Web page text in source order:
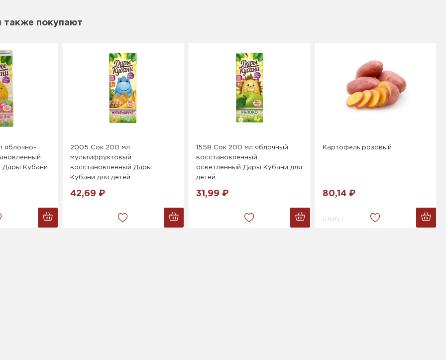
также покупают
яблочно-
Дары Кубани
2005 Сок 200 мл
мультифруктовый
восстановленный Дары
Кубани для детей
42,69 ₽
1558 Сок 200 мл яблочный
восстановленный
осветленный Дары Кубани для
детей
31,99 ₽
Картофель розовый
80,14 ₽
1000 г.